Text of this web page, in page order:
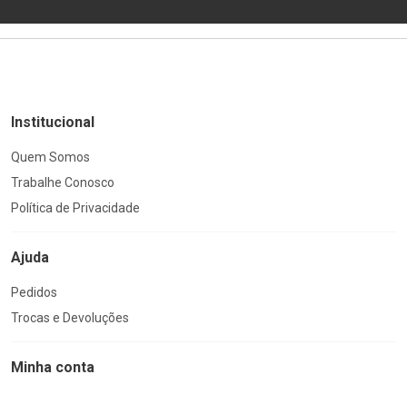
Institucional
Quem Somos
Trabalhe Conosco
Política de Privacidade
Ajuda
Pedidos
Trocas e Devoluções
Minha conta